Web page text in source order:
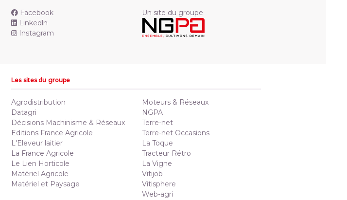
Facebook
Linkedln
Instagram
Un site du groupe
Les sites du groupe
Agrodistribution
Datagri
Décisions Machinisme & Réseaux
Editions France Agricole
L'Eleveur laitier
La France Agricole
Le Lien Horticole
Matériel Agricole
Matériel et Paysage
Moteurs & Réseaux
NGPA
Terre-net
Terre-net Occasions
La Toque
Tracteur Rétro
La Vigne
Vitijob
Vitisphere
Web-agri